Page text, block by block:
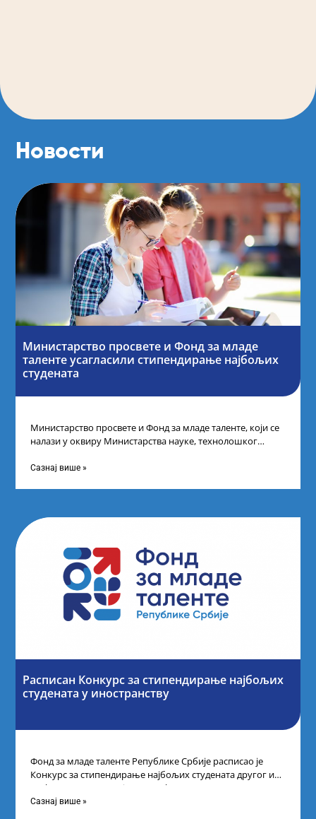
Новости
Министарство просвете и Фонд за младе
таленте усагласили стипендирање најбољих
студената
Министарство просвете и Фонд за младе таленте, који се
налази у оквиру Министарства науке, технолошког
Сазнај више »
Расписан Конкурс за стипендирање најбољих
студената y иностранству
Фонд за младе таленте Републике Србије расписао је
Конкурс за стипендирање најбољих студената другог и
трећег степена студија на водећим
Сазнај више »